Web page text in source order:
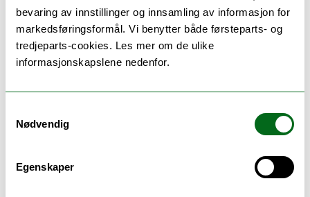
bevaring av innstillinger og innsamling av informasjon for
markedsføringsformål. Vi benytter både førsteparts- og
tredjeparts-cookies. Les mer om de ulike
informasjonskapslene nedenfor.
Nødvendig
Egenskaper
Gjertsen, Hege
Professor/ forskningsleder
hege.gjertsen@uit.no
Campus Harstad
+4777058318
Sosial innovasjon, funksjonshemming, levekår